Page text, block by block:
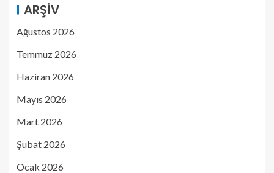
ARŞIV
Ağustos 2026
Temmuz 2026
Haziran 2026
Mayıs 2026
Mart 2026
Şubat 2026
Ocak 2026